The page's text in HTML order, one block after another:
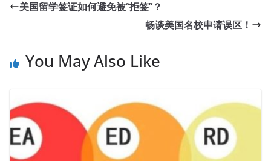
美国留学签证如何避免被“拒签”？
畅谈美国名校申请误区！
You May Also Like